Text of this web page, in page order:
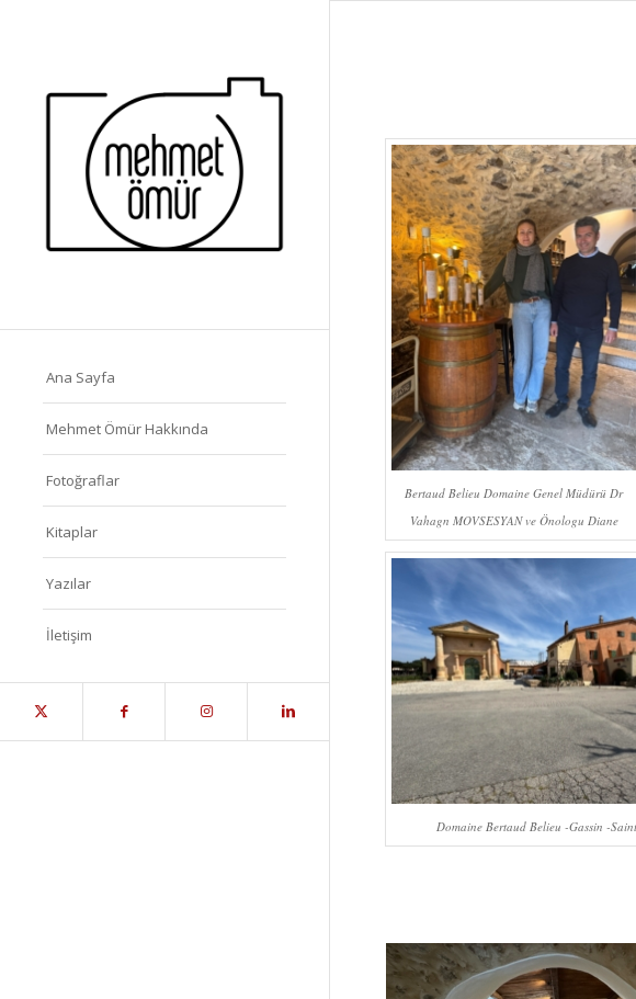
Ana Sayfa
Mehmet Ömür Hakkında
Fotoğraflar
Kitaplar
Yazılar
İletişim
Bertaud Belieu Domaine Genel Müdürü Dr
Vahagn MOVSESYAN ve Önologu Diane
Domaine Bertaud Belieu -Gassin -